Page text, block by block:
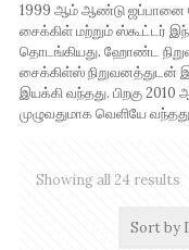
1999 ஆம் ஆண்டு
சைக்கிள் மற்றும் ஸ்கூட்டர்
தொடங்கியது. ஹோண்ட
சைக்கிள்ஸ்
இயக்கி வந்தது. பிறகு
முழுவதுமாக வெளியே
Showing all 24 results